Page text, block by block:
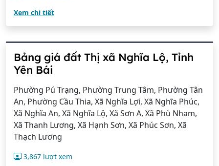
Xem chi tiết
Bảng giá đất Thị xã Nghĩa Lộ, Tỉnh
Yên Bái
Phường Pú Trạng, Phường Trung Tâm, Phường Tân
An, Phường Cầu Thia, Xã Nghĩa Lợi, Xã Nghĩa Phúc,
Xã Nghĩa An, Xã Nghĩa Lộ, Xã Sơn A, Xã Phù Nham,
Xã Thanh Lương, Xã Hạnh Sơn, Xã Phúc Sơn, Xã
Thạch Lương
3,867 lượt xem